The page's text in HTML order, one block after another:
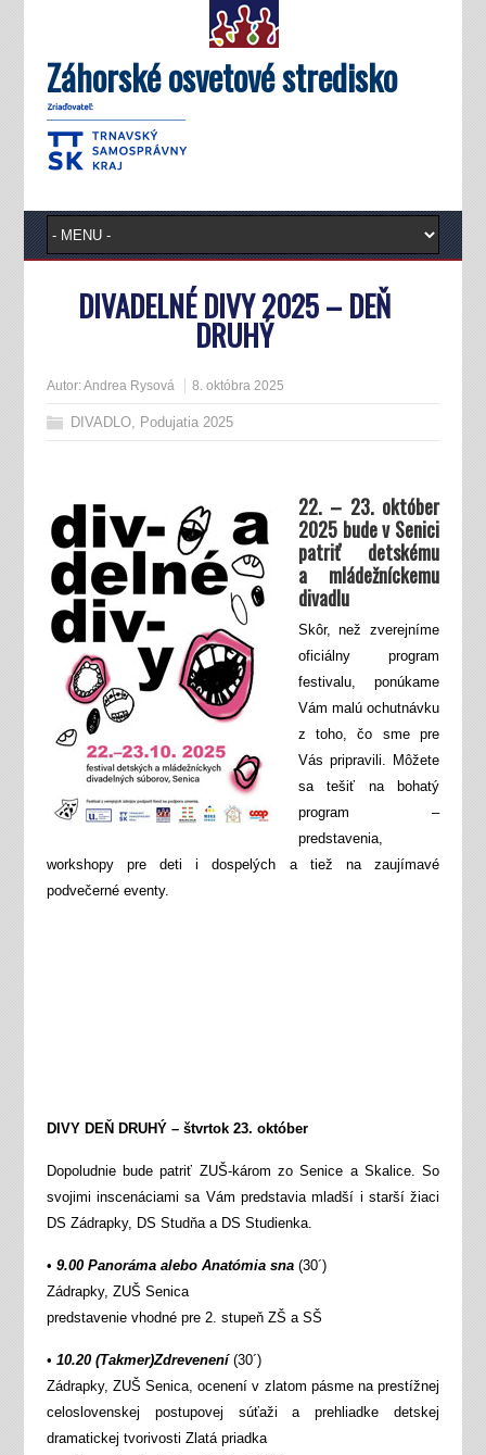
Záhorské osvetové stredisko
DIVADELNÉ DIVY 2025 – DEŇ
DRUHÝ
Autor:Andrea Rysová 8. októbra 2025
DIVADLO, Podujatia 2025
22. – 23. október
2025 bude v Senici
patriť detskému
a mládežníckemu
divadlu
Skôr, než zverejníme
oficiálny program
festivalu, ponúkame
Vám malú ochutnávku
z toho, čo sme pre
Vás pripravili. Môžete
sa tešiť na bohatý
program –
predstavenia,
workshopy pre deti i dospelých a tiež na zaujímavé
podvečerné eventy.
DIVY DEŇ DRUHÝ – štvrtok 23. október
Dopoludnie bude patriť ZUŠ-károm zo Senice a Skalice. So
svojimi inscenáciami sa Vám predstavia mladší i starší žiaci
DS Zádrapky, DS Studňa a DS Studienka.
• 9.00 Panoráma alebo Anatómia sna(30´)
Zádrapky, ZUŠ Senica
predstavenie vhodné pre 2. stupeň ZŠ a SŠ
• 10.20 (Takmer)Zdrevenení (30´)
Zádrapky, ZUŠ Senica, ocenení v zlatom pásme na prestížnej
celoslovenskej postupovej súťaži a prehliadke detskej
dramatickej tvorivosti Zlatá priadka